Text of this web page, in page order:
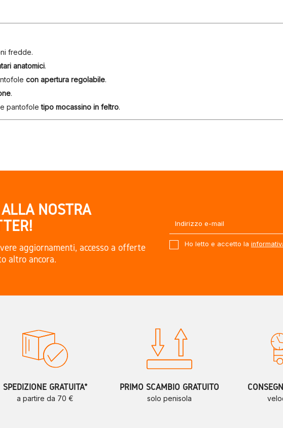
fredde.
anatomici.
con apertura regolabile.
.
pantofoletipo mocassino in feltro.
su ogni superficie.
punto vendita.
NOSTRA
aggiornamenti, accesso a offerte
altro ancora.
Ho letto e accetto la
SPEDIZIONE GRATUITA*
a partire da 70 €
PRIMO SCAMBIO GRATUITO
solo penisola